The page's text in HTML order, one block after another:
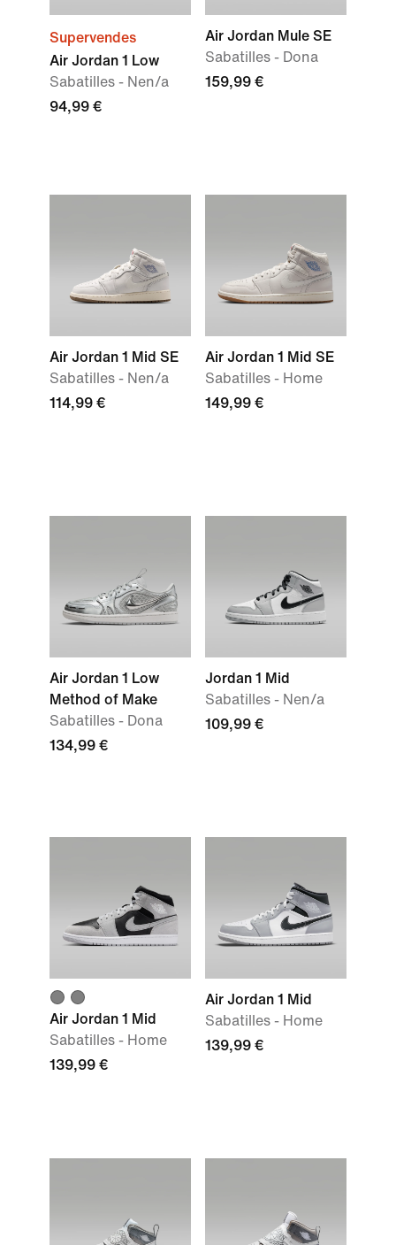
Supervendes
Air Jordan 1 Low
Sabatilles - Nen/a
94,99 €
Air Jordan Mule SE
Sabatilles - Dona
159,99 €
Air Jordan 1 Mid SE
Sabatilles - Nen/a
114,99 €
Air Jordan 1 Mid SE
Sabatilles - Home
149,99 €
Air Jordan 1 Low
Method of Make
Sabatilles - Dona
134,99 €
Jordan 1 Mid
Sabatilles - Nen/a
109,99 €
Air Jordan 1 Mid
Sabatilles - Home
139,99 €
Air Jordan 1 Mid
Sabatilles - Home
139,99 €